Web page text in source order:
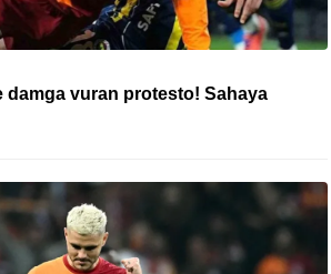
damga vuran protesto! Sahaya